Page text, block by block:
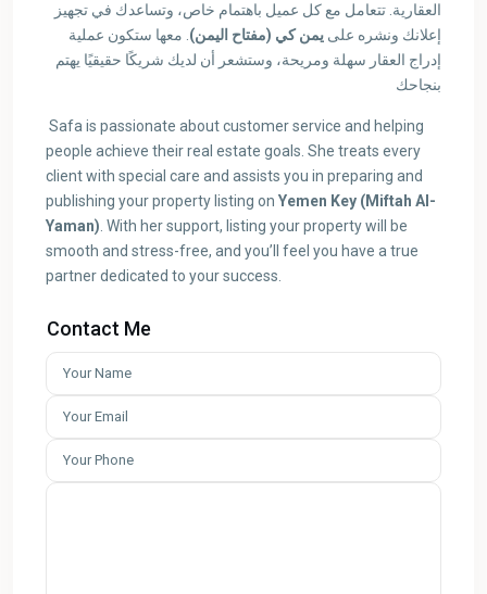
العقارية. تتعامل مع كل عميل باهتمام خاص، وتساعدك في تجهيز
إعلانك ونشره على يمن كي (مفتاح اليمن) . معها ستكون عملية
إدراج العقار سهلة ومريحة، وستشعر أن لديك شريكًا حقيقيًا يهتم
بنجاحك
Safa is passionate about customer service and helping
people achieve their real estate goals. She treats every
client with special care and assists you in preparing and
publishing your property listing on Yemen Key (Miftah Al-
Yaman) . With her support, listing your property will be
smooth and stress-free, and you’ll feel you have a true
partner dedicated to your success.
Contact Me